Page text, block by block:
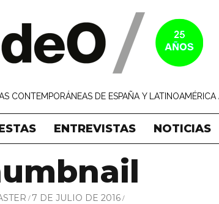
CONTEMPORÁNEAS DE ESPAÑA Y LATINOAMÉRICA
ENTREVISTAS NOTICIAS
7 DE JULIO DE 2016